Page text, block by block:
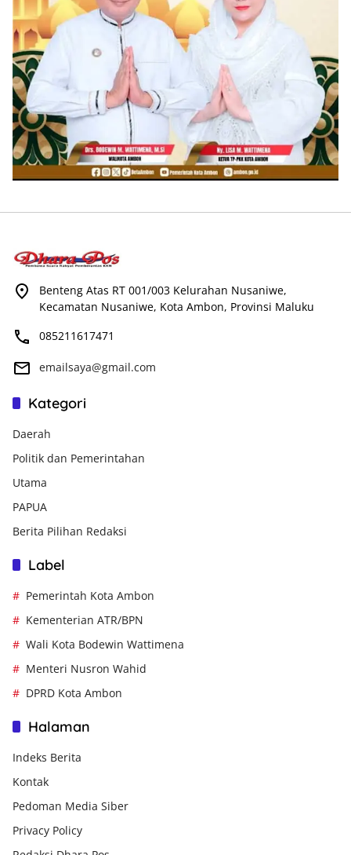
Benteng Atas RT 001/003 Kelurahan Nusaniwe,
Kecamatan Nusaniwe, Kota Ambon, Provinsi Maluku
085211617471
emailsaya@gmail.com
Kategori
Daerah
Politik dan Pemerintahan
Utama
PAPUA
Berita Pilihan Redaksi
Label
Pemerintah Kota Ambon
Kementerian ATR/BPN
Wali Kota Bodewin Wattimena
Menteri Nusron Wahid
DPRD Kota Ambon
Halaman
Indeks Berita
Kontak
Pedoman Media Siber
Privacy Policy